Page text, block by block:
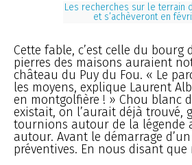
Les recherches sur le terrain
et s’achèveront en
Cette fable, c’est celle du bourg
pierres des maisons auraient
château du Puy du Fou. « Le
les moyens, explique Laurent
en montgolfière ! » Chou blanc
existait, on l’aurait déjà trouvé,
tournions autour de la légende
autour. Avant le démarrage
préventives. En nous disant